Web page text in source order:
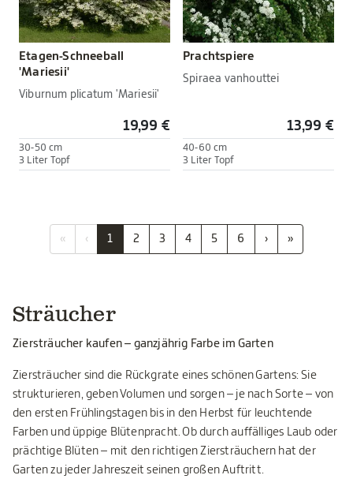
Etagen-Schneeball
'Mariesii'
Viburnum plicatum 'Mariesii'
19,99 €
30-50 cm
3 Liter Topf
Prachtspiere
Spiraea vanhouttei
13,99 €
40-60 cm
3 Liter Topf
« ‹ 1 2 3 4 5 6 › »
Sträucher
Ziersträucher kaufen – ganzjährig Farbe im Garten
Ziersträucher sind die Rückgrate eines schönen Gartens: Sie
strukturieren, geben Volumen und sorgen – je nach Sorte – von
den ersten Frühlingstagen bis in den Herbst für leuchtende
Farben und üppige Blütenpracht. Ob durch auffälliges Laub oder
prächtige Blüten – mit den richtigen Ziersträuchern hat der
Garten zu jeder Jahreszeit seinen großen Auftritt.